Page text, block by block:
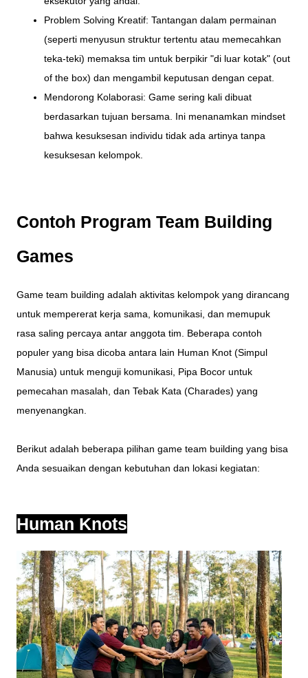
Problem Solving Kreatif: Tantangan dalam permainan
(seperti menyusun struktur tertentu atau memecahkan
teka-teki) memaksa tim untuk berpikir "di luar kotak" (out
of the box) dan mengambil keputusan dengan cepat.
Mendorong Kolaborasi: Game sering kali dibuat
berdasarkan tujuan bersama. Ini menanamkan mindset
bahwa kesuksesan individu tidak ada artinya tanpa
kesuksesan kelompok.
Contoh Program Team Building
Games
Game team building adalah aktivitas kelompok yang dirancang
untuk mempererat kerja sama, komunikasi, dan memupuk
rasa saling percaya antar anggota tim. Beberapa contoh
populer yang bisa dicoba antara lain Human Knot (Simpul
Manusia) untuk menguji komunikasi, Pipa Bocor untuk
pemecahan masalah, dan Tebak Kata (Charades) yang
menyenangkan.
Berikut adalah beberapa pilihan game team building yang bisa
Anda sesuaikan dengan kebutuhan dan lokasi kegiatan:
Human Knots